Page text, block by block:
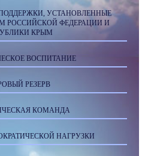
УСТАНОВЛЕННЫЕ
РОССИЙСКОЙ ФЕДЕРАЦИИ И
КРЫМ
ВОСПИТАНИЕ
РЕЗЕРВ
КОМАНДА
НАГРУЗКИ